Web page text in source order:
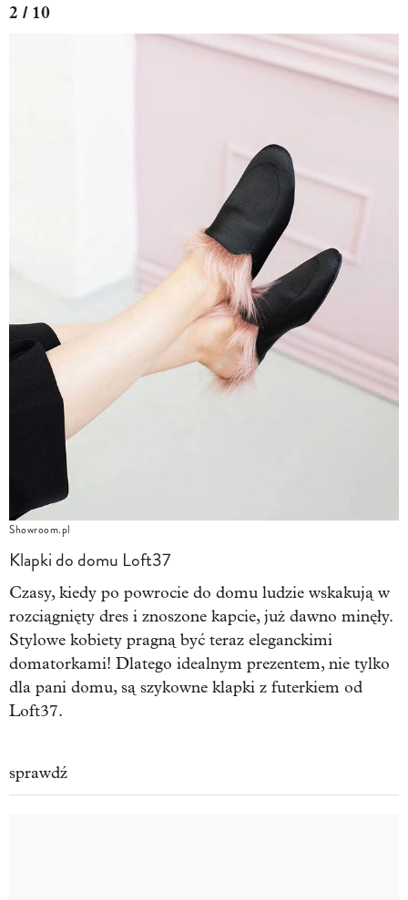
2 / 10
Showroom.pl
Klapki do domu Loft37
Czasy, kiedy po powrocie do domu ludzie wskakują w
rozciągnięty dres i znoszone kapcie, już dawno minęły.
Stylowe kobiety pragną być teraz eleganckimi
domatorkami! Dlatego idealnym prezentem, nie tylko
dla pani domu, są szykowne klapki z futerkiem od
Loft37.
sprawdź